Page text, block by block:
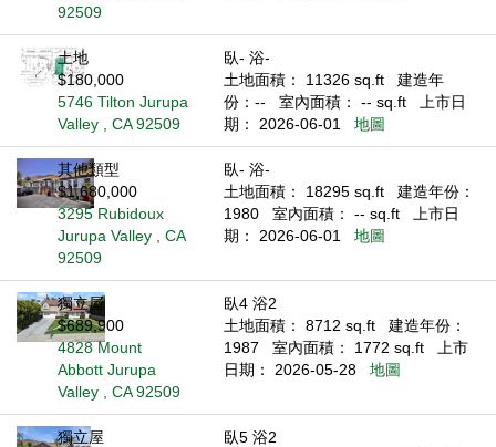
92509
土地
$180,000
5746 Tilton Jurupa
Valley , CA 92509
臥- 浴-
土地面積： 11326 sq.ft
建造年
份：--
室內面積： -- sq.ft
上市日
期： 2026-06-01
地圖
其他類型
$1,680,000
3295 Rubidoux
Jurupa Valley , CA
92509
臥- 浴-
土地面積： 18295 sq.ft
建造年份：
1980
室內面積： -- sq.ft
上市日
期： 2026-06-01
地圖
獨立屋
$689,900
4828 Mount
Abbott Jurupa
Valley , CA 92509
臥4 浴2
土地面積： 8712 sq.ft
建造年份：
1987
室內面積： 1772 sq.ft
上市
日期： 2026-05-28
地圖
獨立屋
臥5 浴2